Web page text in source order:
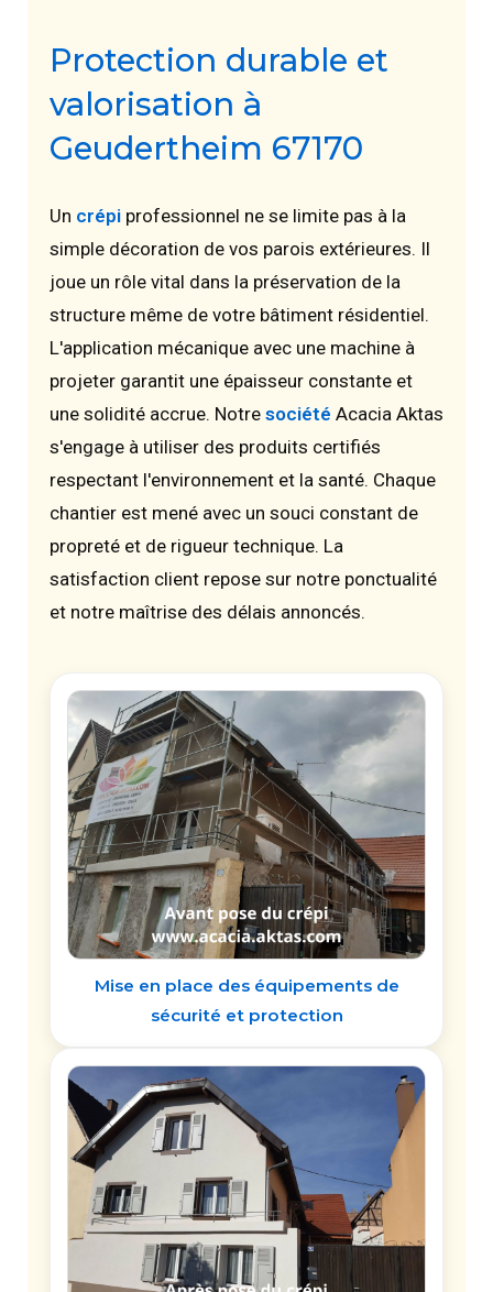
Protection durable et
valorisation à
Geudertheim 67170
Un crépi professionnel ne se limite pas à la
simple décoration de vos parois extérieures. Il
joue un rôle vital dans la préservation de la
structure même de votre bâtiment résidentiel.
L'application mécanique avec une machine à
projeter garantit une épaisseur constante et
une solidité accrue. Notre société Acacia Aktas
s'engage à utiliser des produits certifiés
respectant l'environnement et la santé. Chaque
chantier est mené avec un souci constant de
propreté et de rigueur technique. La
satisfaction client repose sur notre ponctualité
et notre maîtrise des délais annoncés.
Mise en place des équipements de
sécurité et protection